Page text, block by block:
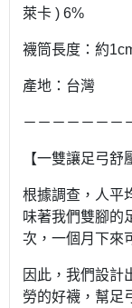
萊卡 ) 6%
襪筒長度：約
產地：台灣
－－－－－－－
【一雙讓足弓舒
根據調查，人平
味著我們雙腳的
次，一個月下來
因此，我們設計
勞的好襪，幫足